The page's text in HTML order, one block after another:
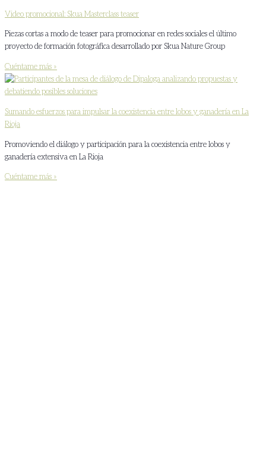
Video promocional: Skua Masterclass teaser
Piezas cortas a modo de teaser para promocionar en redes sociales el último
proyecto de formación fotográfica desarrollado por Skua Nature Group
Cuéntame más »
Sumando esfuerzos para impulsar la coexistencia entre lobos y ganadería en La
Rioja
Promoviendo el diálogo y participación para la coexistencia entre lobos y
ganadería extensiva en La Rioja
Cuéntame más »